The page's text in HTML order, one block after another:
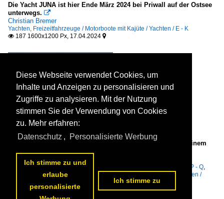
Die Yacht JUNA ist hier Ende März 2024 bei Priwall auf der Ostsee
unterwegs. 
Christian Bremer
Yachten, Freizeitfahrzeuge / Motorboote mit Kajüte / Yachten / E - K
 187 1600x1200 Px, 17.04.2024 
Das Fährschiff PETER PAN (IMO: 9880946) kommt hier an einem
Christian Bremer
Seeschiffe / Passagier- und RoRo-Frachtschiffe (Fahrzeugfähren) / P - Q
Unternehmen / Deutschland / TT-Line, Lübeck-Travemünde,Seehäfen /
Deutschland / Lübeck und Travemünde
207 1600x1200 Px, 17.04.2024
Diese Webseite verwendet Cookies, um
Inhalte und Anzeigen zu personalisieren und
Zugriffe zu analysieren. Mit der Nutzung
stimmen Sie der Verwendung von Cookies
zu. Mehr erfahren:
Datenschutz , Personalisierte Werbung
Ich stimme zu und
erlaube
personalisierte
Ich stimme zu